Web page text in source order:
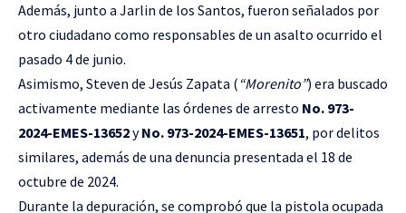
Además, junto a Jarlin de los Santos, fueron señalados por
otro ciudadano como responsables de un asalto ocurrido el
pasado 4 de junio.
Asimismo, Steven de Jesús Zapata ( “Morenito”) era buscado
activamente mediante las órdenes de arresto No. 973-
2024-EMES-13652yNo. 973-2024-EMES-13651, por delitos
similares, además de una denuncia presentada el 18 de
octubre de 2024.
Durante la depuración, se comprobó que la pistola ocupada